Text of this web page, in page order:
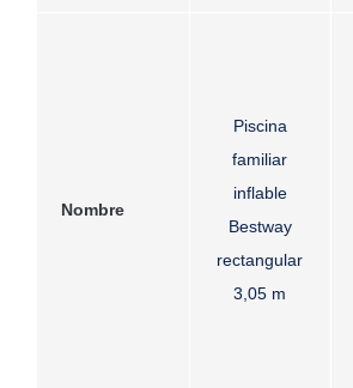
Nombre
Piscina
familiar
inflable
Bestway
rectangular
3,05 m